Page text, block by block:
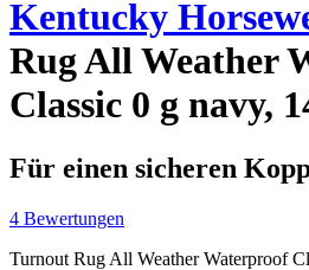
Kentucky
Rug All Weather
Classic 0 g navy,
Für einen sicheren
4 Bewertungen
Turnout Rug All Weather Waterproof